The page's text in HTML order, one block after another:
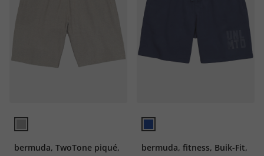
bermuda, TwoTone piqué,
bermuda, fitness, Buik-Fit,